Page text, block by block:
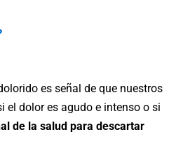
es señal de que nuestros
el dolor es agudo e intenso o si
de la salud para descartar